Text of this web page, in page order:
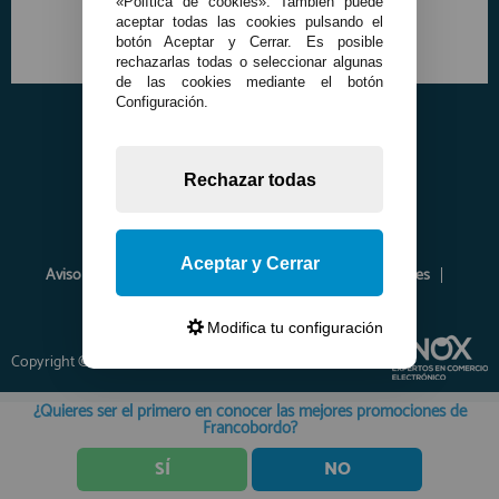
Aviso Legal Política de Privacidad
Política de Cookies
Envíos y Devoluciones
Opiniones
Copyright © 2026 www.francobordo.com
aceptar todas las cookies pulsando el
botón Aceptar y Cerrar. Es posible
rechazarlas todas o seleccionar algunas
de las cookies mediante el botón
Configuración.
Rechazar todas
Aceptar y Cerrar
Modifica tu configuración
¿Quieres ser el primero en conocer las mejores promociones de
Francobordo?
SÍ NO